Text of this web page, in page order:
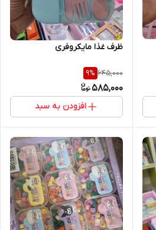
ظرف غذا مایکروفری
645,000
9%
585,000
افزودن به سبد